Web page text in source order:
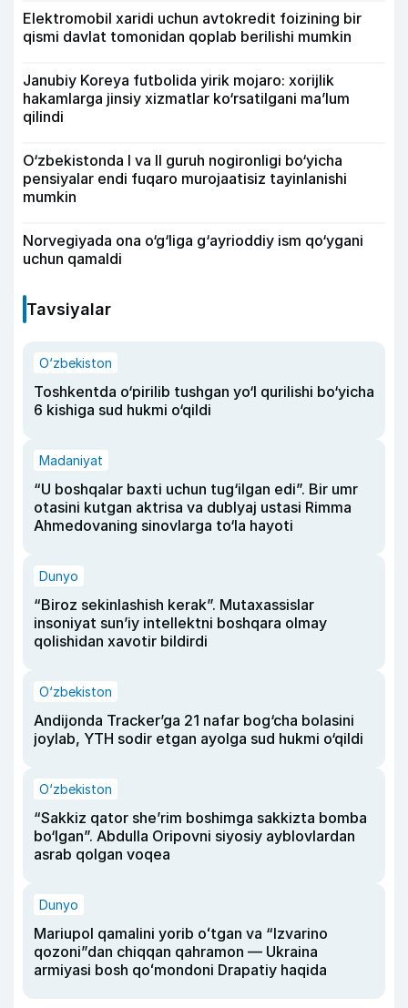
Elektromobil xaridi uchun avtokredit foizining bir
qismi davlat tomonidan qoplab berilishi mumkin
Janubiy Koreya futbolida yirik mojaro: xorijlik
hakamlarga jinsiy xizmatlar ko‘rsatilgani ma’lum
qilindi
O‘zbekistonda I va II guruh nogironligi bo‘yicha
pensiyalar endi fuqaro murojaatisiz tayinlanishi
mumkin
Norvegiyada ona o‘g‘liga g‘ayrioddiy ism qo‘ygani
uchun qamaldi
Tavsiyalar
O‘zbekiston
Toshkentda o‘pirilib tushgan yo‘l qurilishi bo‘yicha
6 kishiga sud hukmi o‘qildi
Madaniyat
“U boshqalar baxti uchun tug‘ilgan edi”. Bir umr
otasini kutgan aktrisa va dublyaj ustasi Rimma
Ahmedovaning sinovlarga to‘la hayoti
Dunyo
“Biroz sekinlashish kerak”. Mutaxassislar
insoniyat sun’iy intellektni boshqara olmay
qolishidan xavotir bildirdi
O‘zbekiston
Andijonda Tracker’ga 21 nafar bog‘cha bolasini
joylab, YTH sodir etgan ayolga sud hukmi o‘qildi
O‘zbekiston
“Sakkiz qator she’rim boshimga sakkizta bomba
bo‘lgan”. Abdulla Oripovni siyosiy ayblovlardan
asrab qolgan voqea
Dunyo
Mariupol qamalini yorib oʻtgan va “Izvarino
qozoni”dan chiqqan qahramon — Ukraina
armiyasi bosh qoʻmondoni Drapatiy haqida